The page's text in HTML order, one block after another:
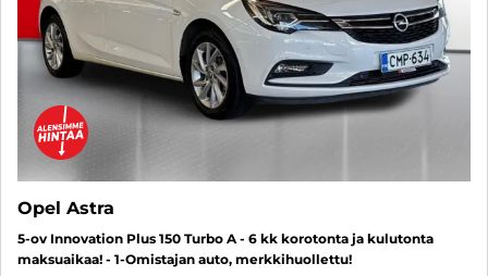
Opel Astra
5-ov Innovation Plus 150 Turbo A - 6 kk korotonta ja kulutonta
maksuaikaa! - 1-Omistajan auto, merkkihuollettu!